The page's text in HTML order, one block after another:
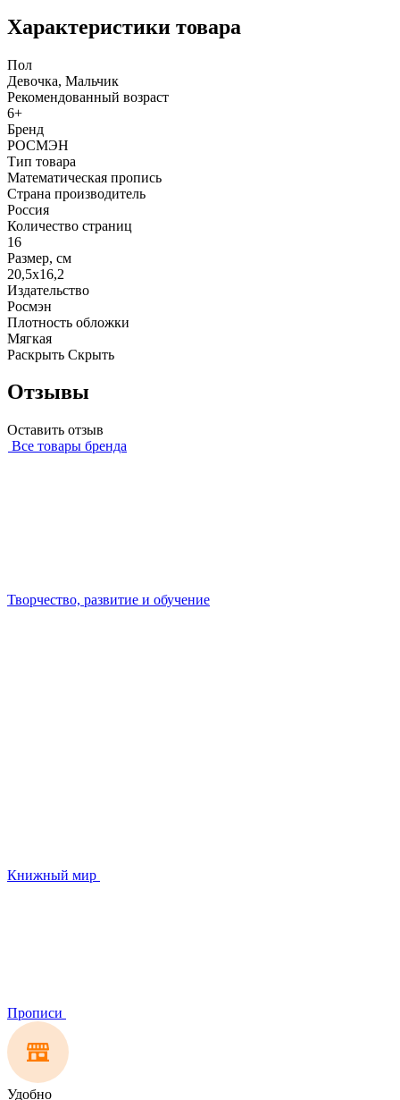
Характеристики товара
Пол
Девочка, Мальчик
Рекомендованный возраст
6+
Бренд
РОСМЭН
Тип товара
Математическая пропись
Страна производитель
Россия
Количество страниц
16
Размер, см
20,5х16,2
Издательство
Росмэн
Плотность обложки
Мягкая
Раскрыть Скрыть
Отзывы
Оставить отзыв
Все товары бренда
Творчество, развитие и обучение
Книжный мир
Прописи
Удобно